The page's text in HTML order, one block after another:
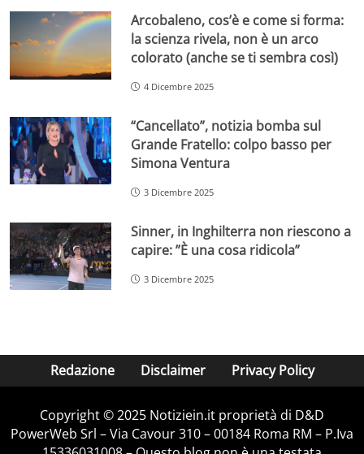
Arcobaleno, cos’è e come si forma:
la scienza rivela, non è un arco
colorato (anche se ti sembra così)
4 Dicembre 2025
“Cancellato”, notizia bomba sul
Grande Fratello: colpo basso per
Simona Ventura
3 Dicembre 2025
Sinner, in Inghilterra non riescono a
capire: ”È una cosa ridicola”
3 Dicembre 2025
Redazione Disclaimer Privacy Policy
Copyright © 2025 Notiziein.it proprietà di D&D
PowerWeb Srl – Via Cavour 310 – 00184 Roma RM – P.Iva